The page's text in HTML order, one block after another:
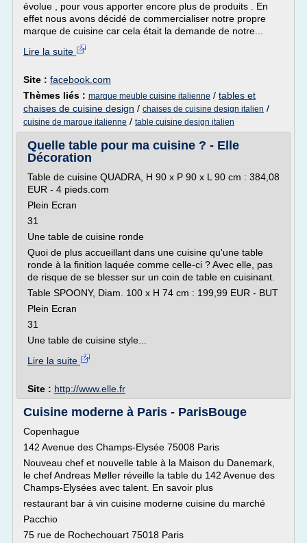
évolue , pour vous apporter encore plus de produits . En
effet nous avons décidé de commercialiser notre propre
marque de cuisine car cela était la demande de notre...
Lire la suite
Site : facebook.com
Thèmes liés : marque meuble cuisine italienne / tables et
chaises de cuisine design / chaises de cuisine design italien /
cuisine de marque italienne / table cuisine design italien
Quelle table pour ma cuisine ? - Elle
Décoration
Table de cuisine QUADRA, H 90 x P 90 x L 90 cm : 384,08
EUR - 4 pieds.com
Plein Ecran
31
Une table de cuisine ronde
Quoi de plus accueillant dans une cuisine qu'une table
ronde à la finition laquée comme celle-ci ? Avec elle, pas
de risque de se blesser sur un coin de table en cuisinant.
Table SPOONY, Diam. 100 x H 74 cm : 199,99 EUR - BUT
Plein Ecran
31
Une table de cuisine style...
Lire la suite
Site : http://www.elle.fr
Cuisine moderne à Paris - ParisBouge
Copenhague
142 Avenue des Champs-Elysée 75008 Paris
Nouveau chef et nouvelle table à la Maison du Danemark,
le chef Andreas Møller réveille la table du 142 Avenue des
Champs-Elysées avec talent. En savoir plus
restaurant bar à vin cuisine moderne cuisine du marché
Pacchio
75 rue de Rochechouart 75018 Paris